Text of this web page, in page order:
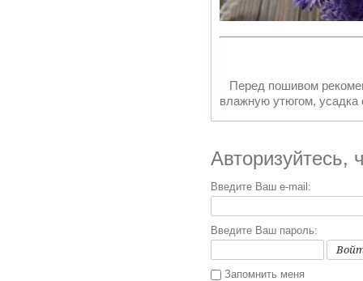
Перед пошивом
влажную утюгом,
Авторизуйтесь,
Введите Ваш e-mail:
Введите Ваш пароль:
Запомнить меня